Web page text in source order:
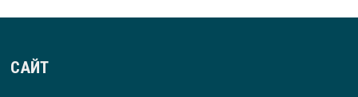
САЙТ